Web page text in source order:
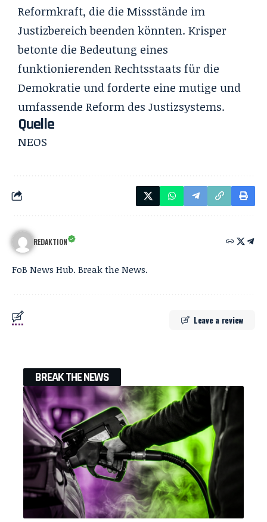
Reformkraft, die die Missstände im
Justizbereich beenden könnten. Krisper
betonte die Bedeutung eines
funktionierenden Rechtsstaats für die
Demokratie und forderte eine mutige und
umfassende Reform des Justizsystems.
Quelle
NEOS
REDAKTION
FoB News Hub. Break the News.
Leave a review
BREAK THE NEWS